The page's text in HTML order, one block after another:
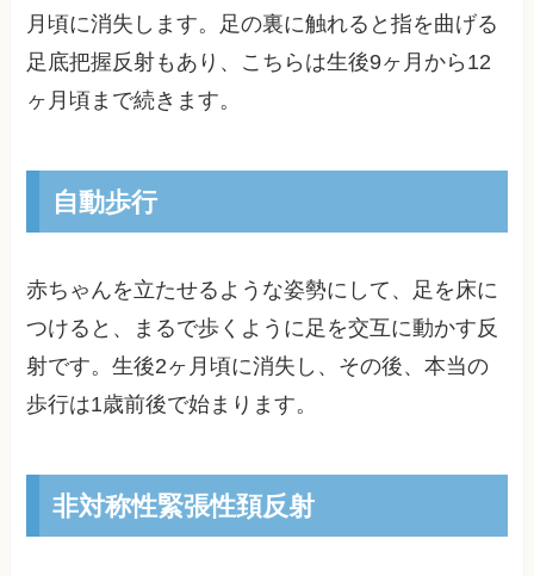
月頃に消失します。足の裏に触れると指を曲げる
足底把握反射もあり、こちらは生後9ヶ月から12
ヶ月頃まで続きます。
自動歩行
赤ちゃんを立たせるような姿勢にして、足を床に
つけると、まるで歩くように足を交互に動かす反
射です。生後2ヶ月頃に消失し、その後、本当の
歩行は1歳前後で始まります。
非対称性緊張性頚反射